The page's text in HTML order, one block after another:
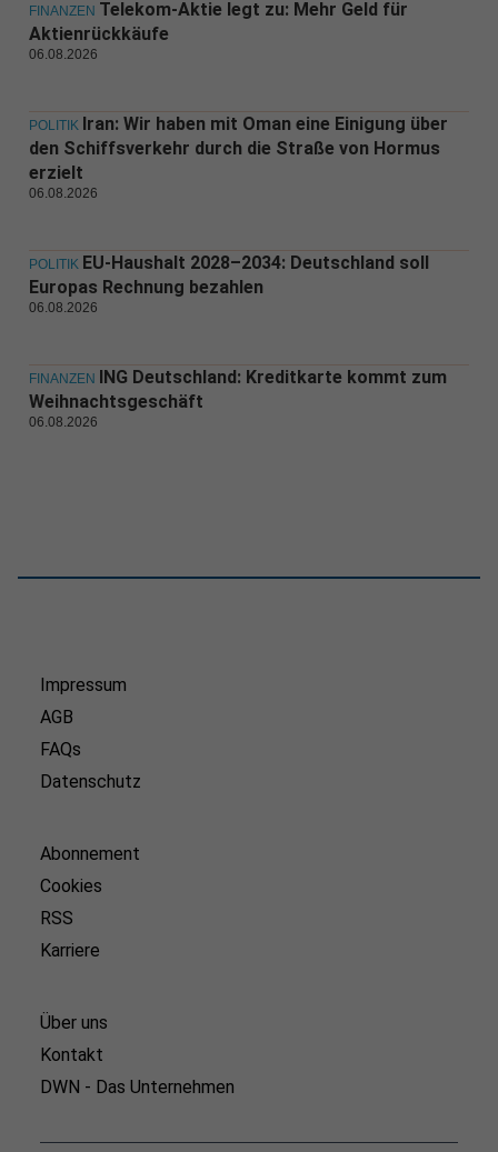
FINANZEN Telekom-Aktie legt zu: Mehr Geld für
Aktienrückkäufe
06.08.2026
POLITIK Iran: Wir haben mit Oman eine Einigung über
den Schiffsverkehr durch die Straße von Hormus
erzielt
06.08.2026
POLITIK EU-Haushalt 2028–2034: Deutschland soll
Europas Rechnung bezahlen
06.08.2026
FINANZEN
ING Deutschland: Kreditkarte kommt zum
Weihnachtsgeschäft
06.08.2026
Impressum
AGB
FAQs
Datenschutz
Abonnement
Cookies
RSS
Karriere
Über uns
Kontakt
DWN - Das Unternehmen